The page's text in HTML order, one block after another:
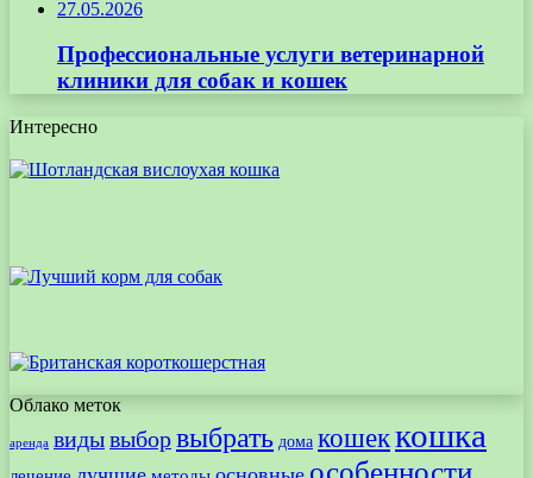
27.05.2026
Профессиональные услуги ветеринарной
клиники для собак и кошек
Интересно
Облако меток
аренда видывыборвыбрать дома кошеккошка
особенности